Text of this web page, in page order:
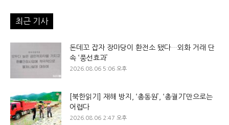
최근 기사
돈데꼬 잡자 장마당이 환전소 됐다…외화 거래 단
속 ‘풍선효과’
2026.08.06 5:06 오후
[북한읽기] 재해 방지, ‘총동원’, ‘총궐기’만으로는
어렵다
2026.08.06 2:47 오후